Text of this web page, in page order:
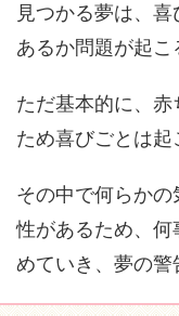
見つかる夢は、
あるか問題が起こ
ただ基本的に、
ため喜びごとは起
その中で何らか
性があるため、
めていき、夢の警